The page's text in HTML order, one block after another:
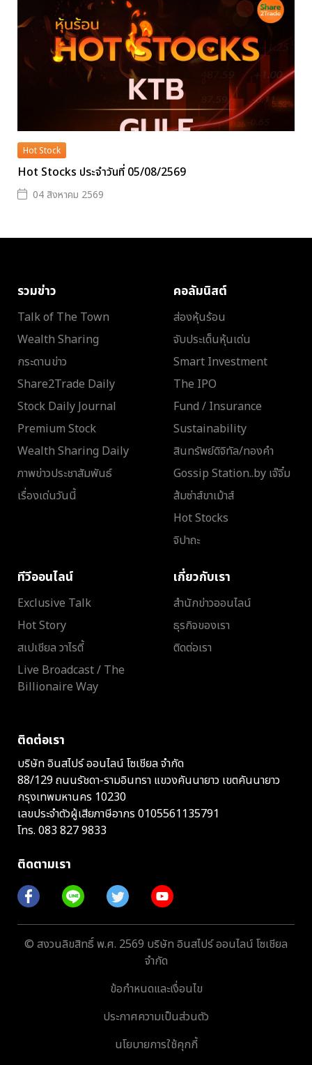
Hot Stock
Hot Stocks ประจำวันที่ 05/08/2569
04 สิงหาคม 2569
รวมข่าว
Talk of The Town
Wealth Sharing
กระดานข่าว
Share2Trade Daily
Stock Daily Journal
Premium Stock
Wealth Sharing Daily
ภาพข่าวประชาสัมพันธ์
เรื่องเด่นวันนี้
คอลัมนิสต์
ส่องหุ้นร้อน
จับประเด็นหุ้นเด่น
Smart Investment
The IPO
Fund / Insurance
Sustainability
สินทรัพย์ดิจิทัล/ทองคำ
Gossip Station..by เจ๊จิ๋ม
ส้มซ่าส์ขาเม้าส์
Hot Stocks
จิปาถะ
ทีวีออนไลน์
Exclusive Talk
Hot Story
สเปเชียล วาไรตี้
Live Broadcast / The
Billionaire Way
เกี่ยวกับเรา
สำนักข่าวออนไลน์
ธุรกิจของเรา
ติดต่อเรา
ติดต่อเรา
บริษัท อินสไปร์ ออนไลน์ โซเชียล จำกัด
88/129 ถนนรัชดา-รามอินทรา แขวงคันนายาว เขตคันนายาว
กรุงเทพมหานคร 10230
เลขประจำตัวผู้เสียภาษีอากร 0105561135791
โทร. 083 827 9833
ติดตามเรา
© สงวนลิขสิทธิ์ พ.ศ. 2569 บริษัท อินสไปร์ ออนไลน์ โซเชียล
จำกัด
ข้อกำหนดและเงื่อนไข
ประกาศความเป็นส่วนตัว
นโยบายการใช้คุกกี้